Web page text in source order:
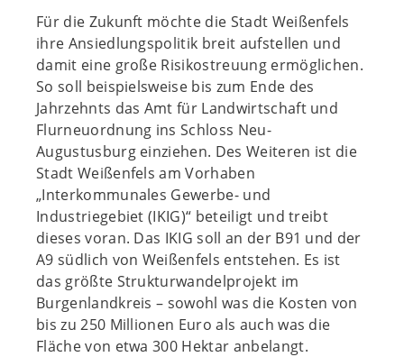
Für die Zukunft möchte die Stadt Weißenfels
ihre Ansiedlungspolitik breit aufstellen und
damit eine große Risikostreuung ermöglichen.
So soll beispielsweise bis zum Ende des
Jahrzehnts das Amt für Landwirtschaft und
Flurneuordnung ins Schloss Neu-
Augustusburg einziehen. Des Weiteren ist die
Stadt Weißenfels am Vorhaben
„Interkommunales Gewerbe- und
Industriegebiet (IKIG)“ beteiligt und treibt
dieses voran. Das IKIG soll an der B91 und der
A9 südlich von Weißenfels entstehen. Es ist
das größte Strukturwandelprojekt im
Burgenlandkreis – sowohl was die Kosten von
bis zu 250 Millionen Euro als auch was die
Fläche von etwa 300 Hektar anbelangt.